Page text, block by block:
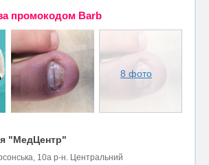
промокодом Barb
8 фото
"МедЦентр"
10а р-н. Центральний